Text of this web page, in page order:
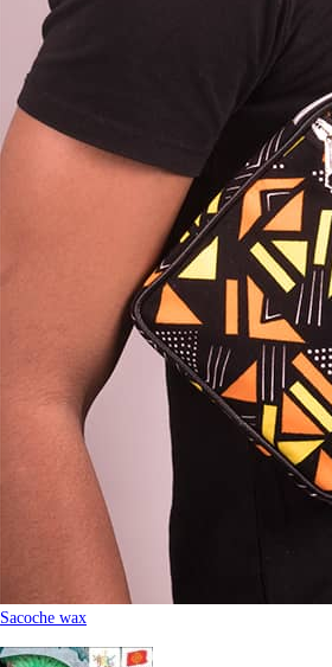
Sacoche wax